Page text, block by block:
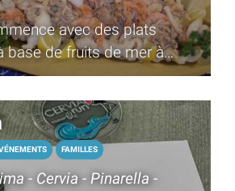
avec des plats
base de fruits de mer à
FAMILLES
- Cervia - Pinarella -